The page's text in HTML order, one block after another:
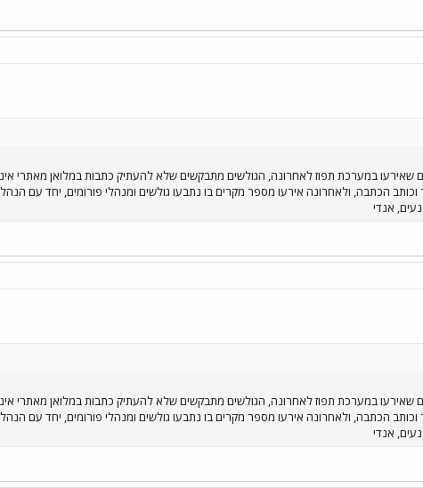
שאירעו במערכת תפוז לאחרונה, הגולשים מתבקשים שלא להעתיק כתבות במלואן
הכתבה, ולאחרונה אירעו מספר מקרים בו נתבעו גולשים ומנהלי פורומים, יחד עם
אנדי
שאירעו במערכת תפוז לאחרונה, הגולשים מתבקשים שלא להעתיק כתבות במלואן
הכתבה, ולאחרונה אירעו מספר מקרים בו נתבעו גולשים ומנהלי פורומים, יחד עם
אנדי